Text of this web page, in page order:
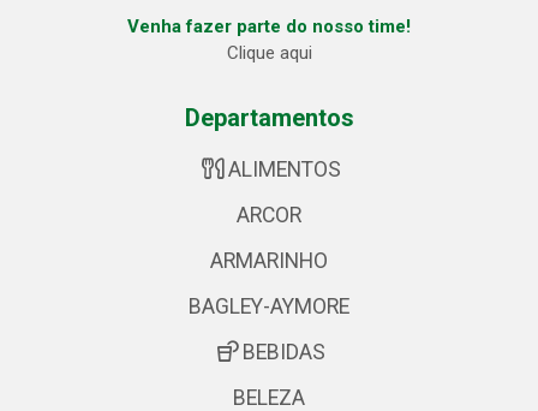
Venha fazer parte do nosso time!
Clique aqui
Departamentos
ALIMENTOS
ARCOR
ARMARINHO
BAGLEY-AYMORE
BEBIDAS
BELEZA